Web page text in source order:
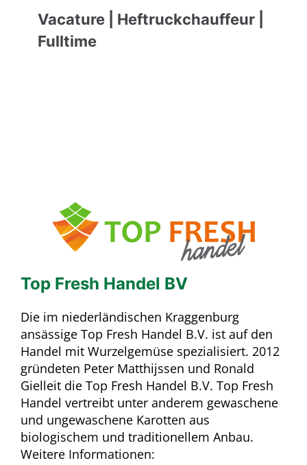
Vacature | Heftruckchauffeur |
Fulltime
Top Fresh Handel BV
Die im niederländischen Kraggenburg
ansässige Top Fresh Handel B.V. ist auf den
Handel mit Wurzelgemüse spezialisiert. 2012
gründeten Peter Matthijssen und Ronald
Gielleit die Top Fresh Handel B.V. Top Fresh
Handel vertreibt unter anderem gewaschene
und ungewaschene Karotten aus
biologischem und traditionellem Anbau.
Weitere Informationen: